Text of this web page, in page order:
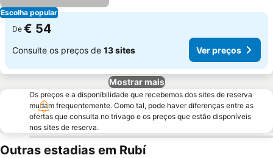
Escolha popular
De € 54
Consulte os preços de 13 sites Ver preços
Mostrar mais
Os preços e a disponibilidade que recebemos dos sites de reserva
mudam frequentemente. Como tal, pode haver diferenças entre as
ofertas que consulta no trivago e os preços que estão disponíveis
nos sites de reserva.
Outras estadias em Rubí